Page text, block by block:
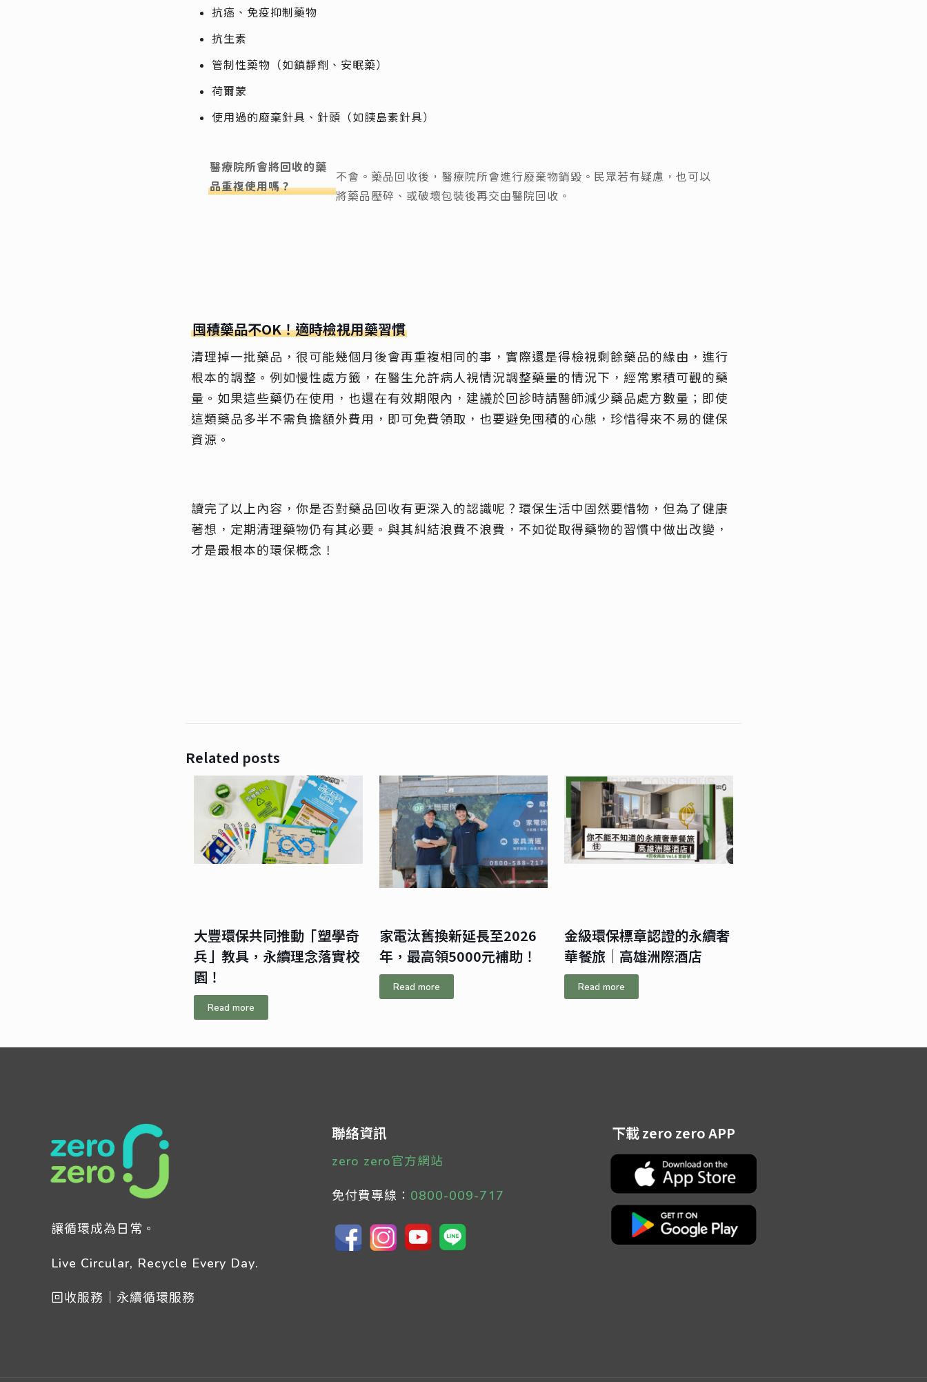
抗癌、免疫抑制藥物
抗生素
管制性藥物（如鎮靜劑、安眠藥）
荷爾蒙
使用過的廢棄針具、針頭（如胰島素針具）
醫療院所會將回收的藥
品重複使用嗎？
不會。藥品回收後，醫療院所會進行廢棄物銷毀。民眾若有疑慮，也可以
將藥品壓碎、或破壞包裝後再交由醫院回收。
囤積藥品不OK！適時檢視用藥習慣
清理掉一批藥品，很可能幾個月後會再重複相同的事，實際還是得檢視剩餘藥品的緣由，進行
根本的調整。例如慢性處方籤，在醫生允許病人視情況調整藥量的情況下，經常累積可觀的藥
量。如果這些藥仍在使用，也還在有效期限內，建議於回診時請醫師減少藥品處方數量；即使
這類藥品多半不需負擔額外費用，即可免費領取，也要避免囤積的心態，珍惜得來不易的健保
資源。
讀完了以上內容，你是否對藥品回收有更深入的認識呢？環保生活中固然要惜物，但為了健康
著想，定期清理藥物仍有其必要。與其糾結浪費不浪費，不如從取得藥物的習慣中做出改變，
才是最根本的環保概念！
Related posts
大豐環保共同推動「塑學奇
兵」教具，永續理念落實校
園！
Read more
家電汰舊換新延長至2026
年，最高領5000元補助！
Read more
金級環保標章認證的永續奢
華餐旅｜高雄洲際酒店
Read more
讓循環成為日常。
Live Circular, Recycle Every Day.
回收服務｜永續循環服務
聯絡資訊
zero zero官方網站
免付費專線： 0800-009-717
下載 zero zero APP